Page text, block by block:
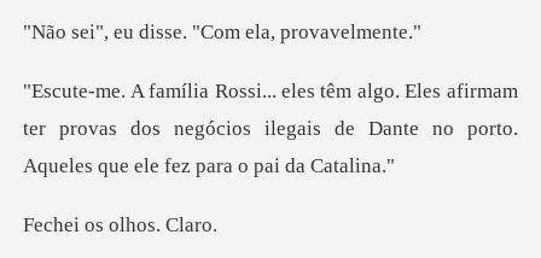
isse. "Com ela,
afirmam
ter provas dos negócios ilegais de Dante no
os olho